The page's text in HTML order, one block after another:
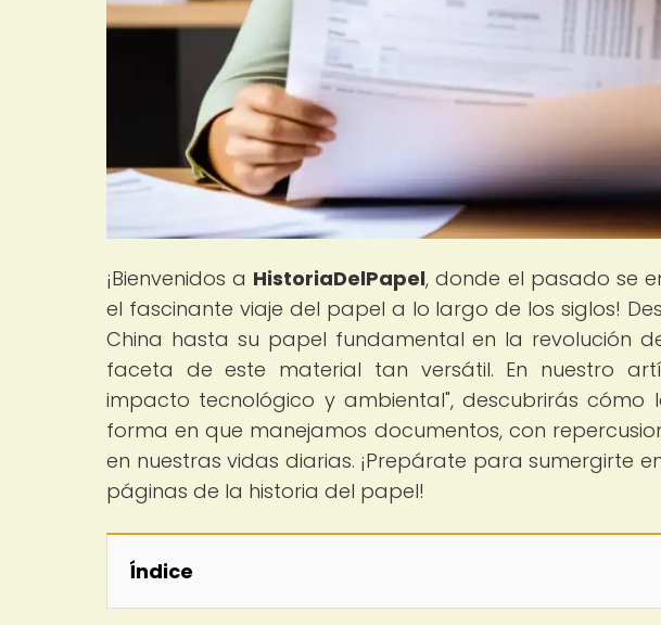
¡Bienvenidos a HistoriaDelPapel, donde el pasado se
el fascinante viaje del papel a lo largo de los siglos!
China hasta su papel fundamental en la revolución
faceta de este material tan versátil. En nuestro
impacto tecnológico y ambiental", descubrirás
forma en que manejamos documentos, con
en nuestras vidas diarias. ¡Prepárate para sumergirte
páginas de la historia del papel!
Índice